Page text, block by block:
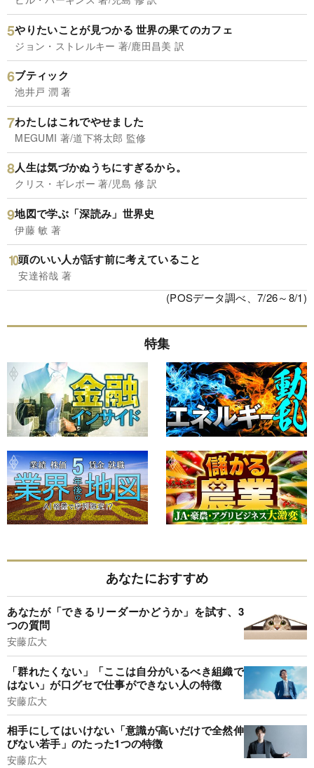
やりたいことが見つかる 世界の果てのカフェ
ジョン・ストレルキー 著/鹿田昌美 訳
ブティック
池井戸 潤 著
わたしはこれでやせました
MEGUMI 著/道下将太郎 監修
人生は気づかぬうちにすぎるから。
クリス・ギレボー 著/児島 修 訳
地図で学ぶ「深読み」世界史
伊藤 敏 著
頭のいい人が話す前に考えていること
安達裕哉 著
(POSデータ調べ、7/26～8/1)
特集
あなたにおすすめ
あなたが「できるリーダーかどうか」を試す、3
つの質問
安藤広大
「群れたくない」「ここは自分がいるべき組織で
はない」が口グセで仕事ができない人の特徴
安藤広大
相手にしてはいけない「意識が高いだけで全然伸
びない若手」のたった1つの特徴
安藤広大